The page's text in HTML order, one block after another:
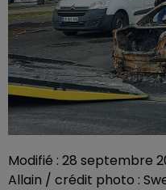
Modifié : 28 septembre
Allain / crédit photo :